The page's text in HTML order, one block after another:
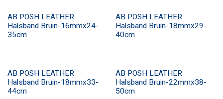
AB POSH LEATHER
Halsband Bruin-16mmx24-
35cm
AB POSH LEATHER
Halsband Bruin-18mmx29-
40cm
AB POSH LEATHER
Halsband Bruin-18mmx33-
44cm
AB POSH LEATHER
Halsband Bruin-22mmx38-
50cm